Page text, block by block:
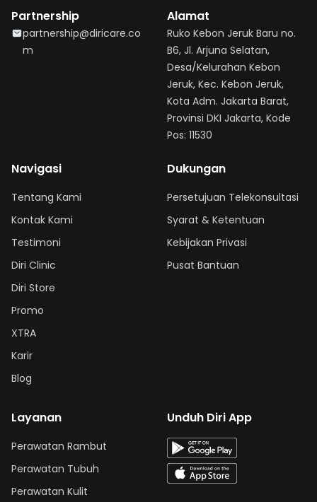
Partnership
partnership@diricare.co
m
Alamat
Ruko Kebon Jeruk Baru no.
B6, Jl. Arjuna Selatan,
Desa/Kelurahan Kebon
Jeruk, Kec. Kebon Jeruk,
Kota Adm. Jakarta Barat,
Provinsi DKI Jakarta, Kode
Pos: 11530
Navigasi
Tentang Kami
Kontak Kami
Testimoni
Diri Clinic
Diri Store
Promo
XTRA
Karir
Blog
Dukungan
Persetujuan Telekonsultasi
Syarat & Ketentuan
Kebijakan Privasi
Pusat Bantuan
Layanan
Perawatan Rambut
Perawatan Tubuh
Perawatan Kulit
Unduh Diri App